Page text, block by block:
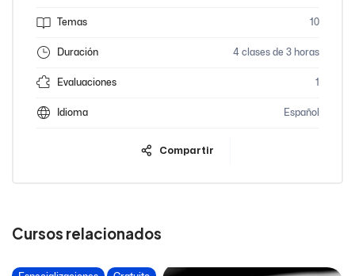
Temas 10
Duración 4 clases de 3 horas
Evaluaciones 1
Idioma Español
Compartir
Cursos relacionados